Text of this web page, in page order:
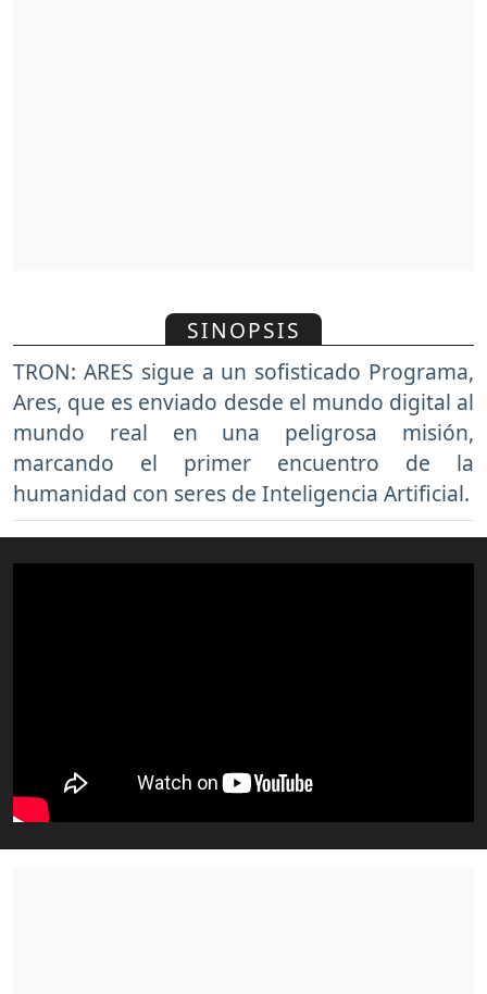
SINOPSIS
TRON: ARES sigue a un sofisticado Programa,
Ares, que es enviado desde el mundo digital al
mundo real en una peligrosa misión,
marcando el primer encuentro de la
humanidad con seres de Inteligencia Artificial.